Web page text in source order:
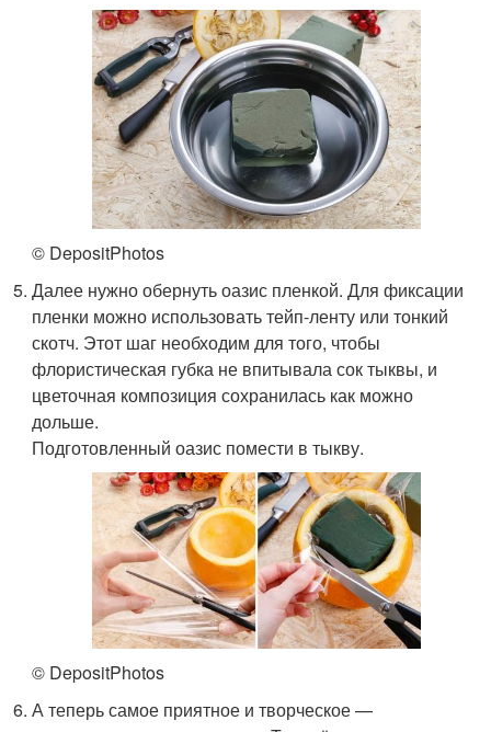
© DepositPhotos
Далее нужно обернуть оазис пленкой. Для фиксации
пленки можно использовать тейп-ленту или тонкий
скотч. Этот шаг необходим для того, чтобы
флористическая губка не впитывала сок тыквы, и
цветочная композиция сохранилась как можно
дольше.
Подготовленный оазис помести в тыкву.
© DepositPhotos
А теперь самое приятное и творческое —